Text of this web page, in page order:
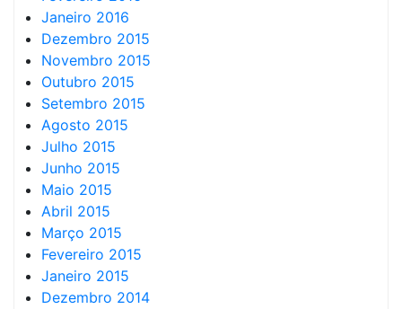
Janeiro 2016
Dezembro 2015
Novembro 2015
Outubro 2015
Setembro 2015
Agosto 2015
Julho 2015
Junho 2015
Maio 2015
Abril 2015
Março 2015
Fevereiro 2015
Janeiro 2015
Dezembro 2014